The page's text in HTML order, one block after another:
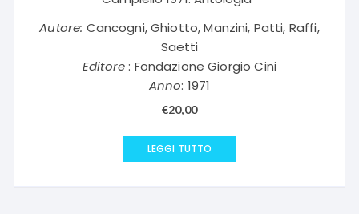
Autore: Cancogni, Ghiotto, Manzini, Patti, Raffi,
Saetti
Editore: Fondazione Giorgio Cini
Anno: 1971
€20,00
LEGGI TUTTO